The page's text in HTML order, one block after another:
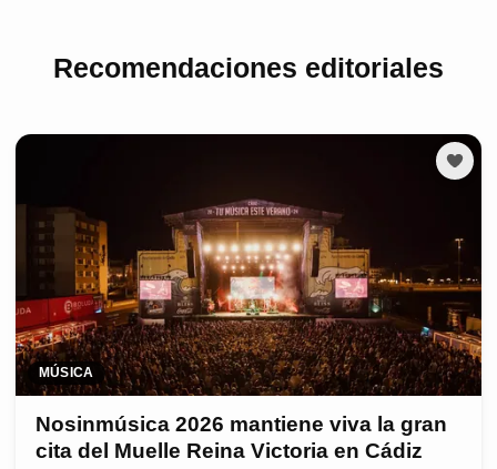
Recomendaciones editoriales
MÚSICA
Nosinmúsica 2026 mantiene viva la gran
cita del Muelle Reina Victoria en Cádiz